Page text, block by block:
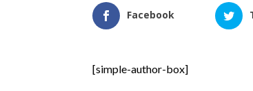
Facebook
[simple-author-box]